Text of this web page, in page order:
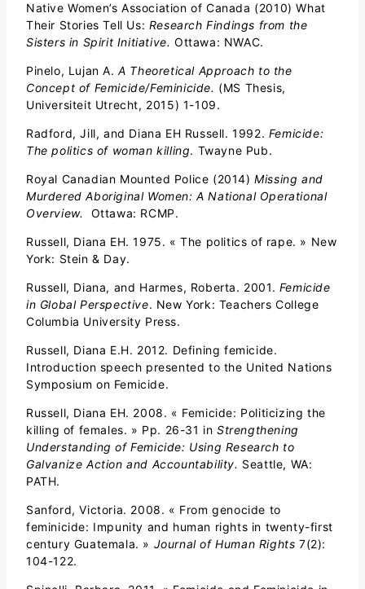
Native Women’s Association of Canada (2010) What
Their Stories Tell Us: Research Findings from the
Sisters in Spirit Initiative. Ottawa: NWAC.
Pinelo, Lujan A. A Theoretical Approach to the
Concept of Femicide/Feminicide. (MS Thesis,
Universiteit Utrecht, 2015) 1-109.
Radford, Jill, and Diana EH Russell. 1992. Femicide:
The politics of woman killing. Twayne Pub.
Royal Canadian Mounted Police (2014)Missing and
Murdered Aboriginal Women: A National Operational
Overview.
Ottawa: RCMP.
Russell, Diana EH. 1975. « The politics of rape. » New
York: Stein & Day.
Russell, Diana, and Harmes, Roberta. 2001. Femicide
in Global Perspective. New York: Teachers College
Columbia University Press.
Russell, Diana E.H. 2012. Defining femicide.
Introduction speech presented to the United Nations
Symposium on Femicide.
Russell, Diana EH. 2008. « Femicide: Politicizing the
killing of females. » Pp. 26-31 inStrengthening
Understanding of Femicide: Using Research to
Galvanize Action and Accountability. Seattle, WA:
PATH.
Sanford, Victoria. 2008. « From genocide to
feminicide: Impunity and human rights in twenty-first
century Guatemala. » Journal of Human Rights7(2):
104-122.